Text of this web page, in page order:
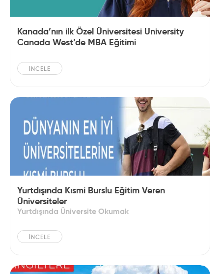
Kanada’nın ilk Özel Üniversitesi University
Canada West’de MBA Eğitimi
İNCELE
Yurtdışında Kısmi Burslu Eğitim Veren
Üniversiteler
Yurtdışında Üniversite Okumak
İNCELE